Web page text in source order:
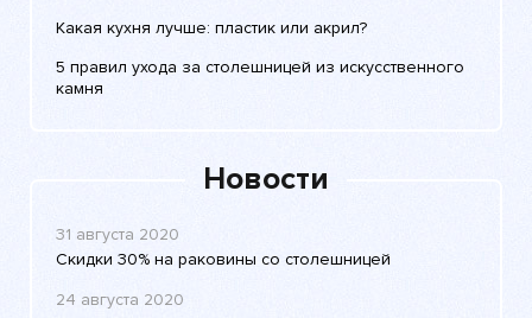
Какая кухня лучше: пластик или акрил?
5 правил ухода за столешницей из искусственного
камня
Новости
31 августа 2020
Скидки 30% на раковины со столешницей
24 августа 2020